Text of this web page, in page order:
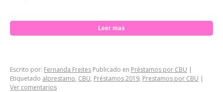
Leer mas
Escrito por: Fernanda Freites Publicado en Préstamos por CBU |
Etiquetado alprestamo, CBU, Préstamos 2019, Prestamos por CBU |
Ver comentarios